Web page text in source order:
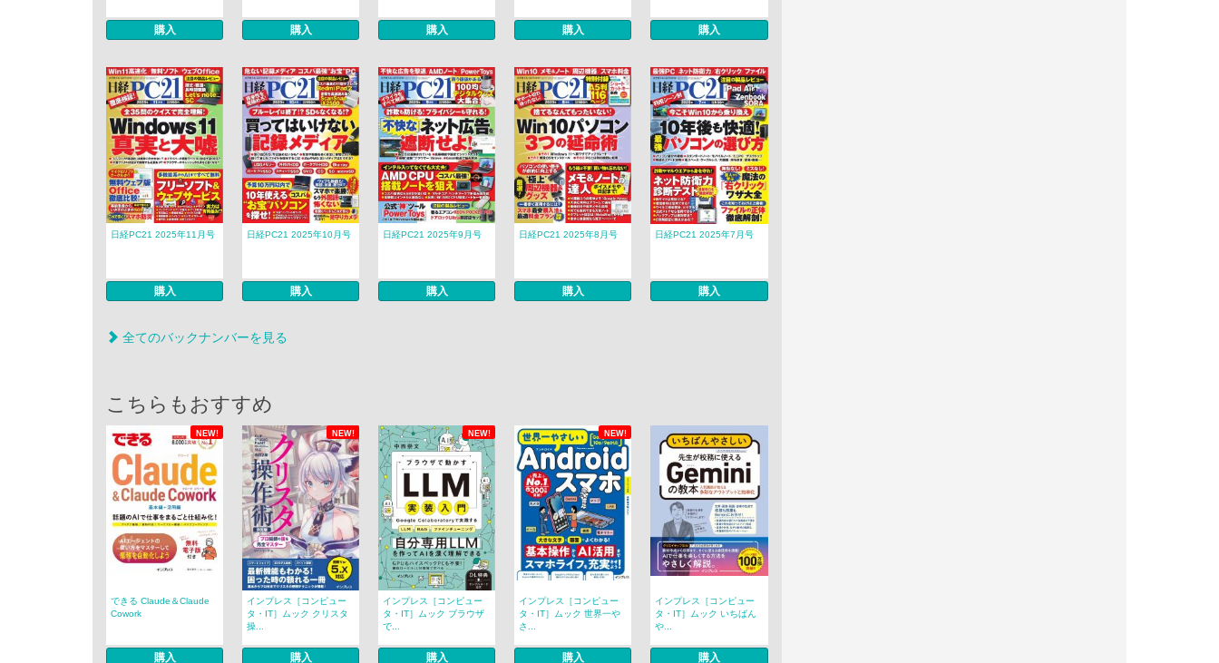
購入 購入 購入 購入 購入
日経PC21 2025年11月号
購入
日経PC21 2025年10月号
購入
日経PC21 2025年9月号
購入
日経PC21 2025年8月号
購入
日経PC21 2025年7月号
購入
全てのバックナンバーを見る
こちらもおすすめ
NEW! NEW! NEW! NEW!
できる Claude＆Claude
Cowork
購入
インプレス［コンピュー
タ・IT］ムック クリスタ
操...
購入
インプレス［コンピュー
タ・IT］ムック ブラウザ
で...
購入
インプレス［コンピュー
タ・IT］ムック 世界一や
さ...
購入
インプレス［コンピュー
タ・IT］ムック いちばん
や...
購入